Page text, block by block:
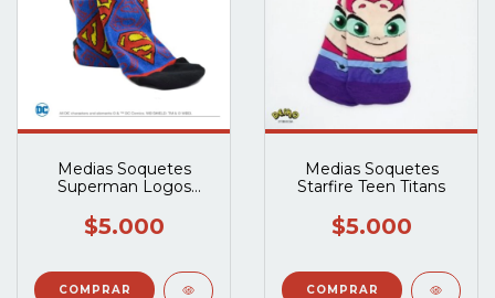
Medias Soquetes
Superman Logos
$5.000
Medias Soquetes
Starfire Teen Titans
$5.000